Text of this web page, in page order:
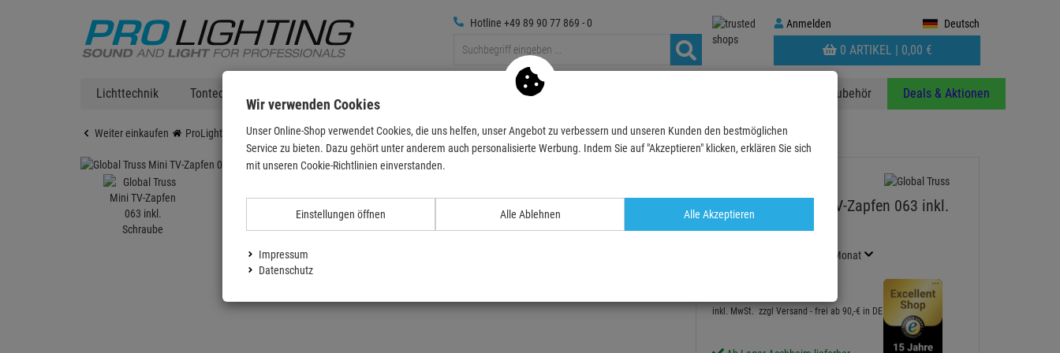
Anmelden
Anmelden Deutsch
WARENKORB
AUFKLAPPEN
0 ARTIKEL | 0,00 €
Hotline +49 89 90 77 869 - 0
Lichttechnik Tontechnik Medientechnik Zubehör Deals & Aktionen
Weiter einkaufen ProLighting Stative Zubehör für Stative Global Truss Mini TV-Zapfen 063 inkl. Schraube
TOPSELLER
Global Truss Mini TV-Zapfen 063 inkl.
Schraube
/ Monat
inkl. MwSt. zzgl Versand - frei ab 90,-€ in DE
Wir verwenden Cookies
Unser Online-Shop verwendet Cookies, die uns helfen, unser Angebot zu verbessern und unseren Kunden den bestmöglichen
Service zu bieten. Dazu gehört unter anderem auch personalisierte Werbung. Indem Sie auf "Akzeptieren" klicken, erklären Sie sich
mit unseren Cookie-Richtlinien einverstanden.
Einstellungen öffnen Alle Ablehnen Alle Akzeptieren
Impressum
Datenschutz